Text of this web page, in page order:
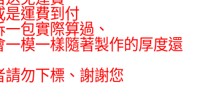
運費到付
包實際算過、
一模一樣隨著製作的厚度還
請勿下標、謝謝您